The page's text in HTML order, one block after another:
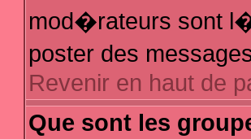
mod�rateurs sont
poster des
Revenir en haut de
Que sont les